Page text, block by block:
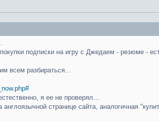
подписки на игру с Джедаем - резюме -
всем разбираться...
я ее не проверял...
странице сайта, аналогичная